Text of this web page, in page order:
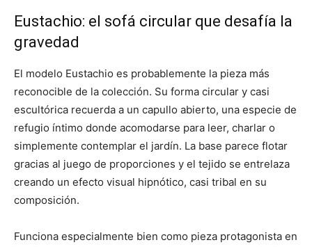
Eustachio: el sofá circular que desafía la
gravedad
El modelo Eustachio es probablemente la pieza más
reconocible de la colección. Su forma circular y casi
escultórica recuerda a un capullo abierto, una especie de
refugio íntimo donde acomodarse para leer, charlar o
simplemente contemplar el jardín. La base parece flotar
gracias al juego de proporciones y el tejido se entrelaza
creando un efecto visual hipnótico, casi tribal en su
composición.
Funciona especialmente bien como pieza protagonista en